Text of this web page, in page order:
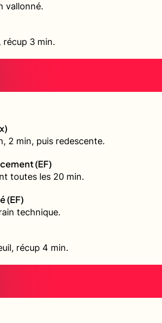
vallonné.
récup 3 min.
2 min, puis redescente.
(EF)
toutes les 20 min.
(EF)
technique.
récup 4 min.